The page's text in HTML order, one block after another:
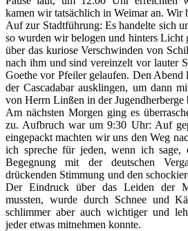
kamen wir tatsächlich in Weimar an. Wir
Auf zur Stadtführung: Es handelte sich
so wurden wir belogen und hinters Licht
über das kuriose Verschwinden von
nach ihm und sind vereinzelt vor lauter
Goethe vor Pfeiler gelaufen. Den
der Cascadabar ausklingen, um dann
von Herrn Linßen in der Jugendherberge
Am nächsten Morgen ging es
zu. Aufbruch war um 9:30 Uhr: Auf
eingepackt machten wir uns den Weg
ich spreche für jeden, wenn ich sage,
Begegnung mit der deutschen
drückenden Stimmung und den
Der Eindruck über das Leiden der
mussten, wurde durch Schnee und
schlimmer aber auch wichtiger und
jeder etwas mitnehmen konnte.